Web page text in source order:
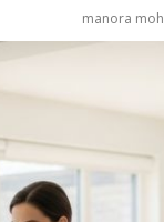
manora